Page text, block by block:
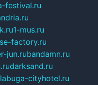
festival.ru
1-mus.ru
factory.ru
jun.rubandamn.ru
darksand.ru
cityhotel.ru